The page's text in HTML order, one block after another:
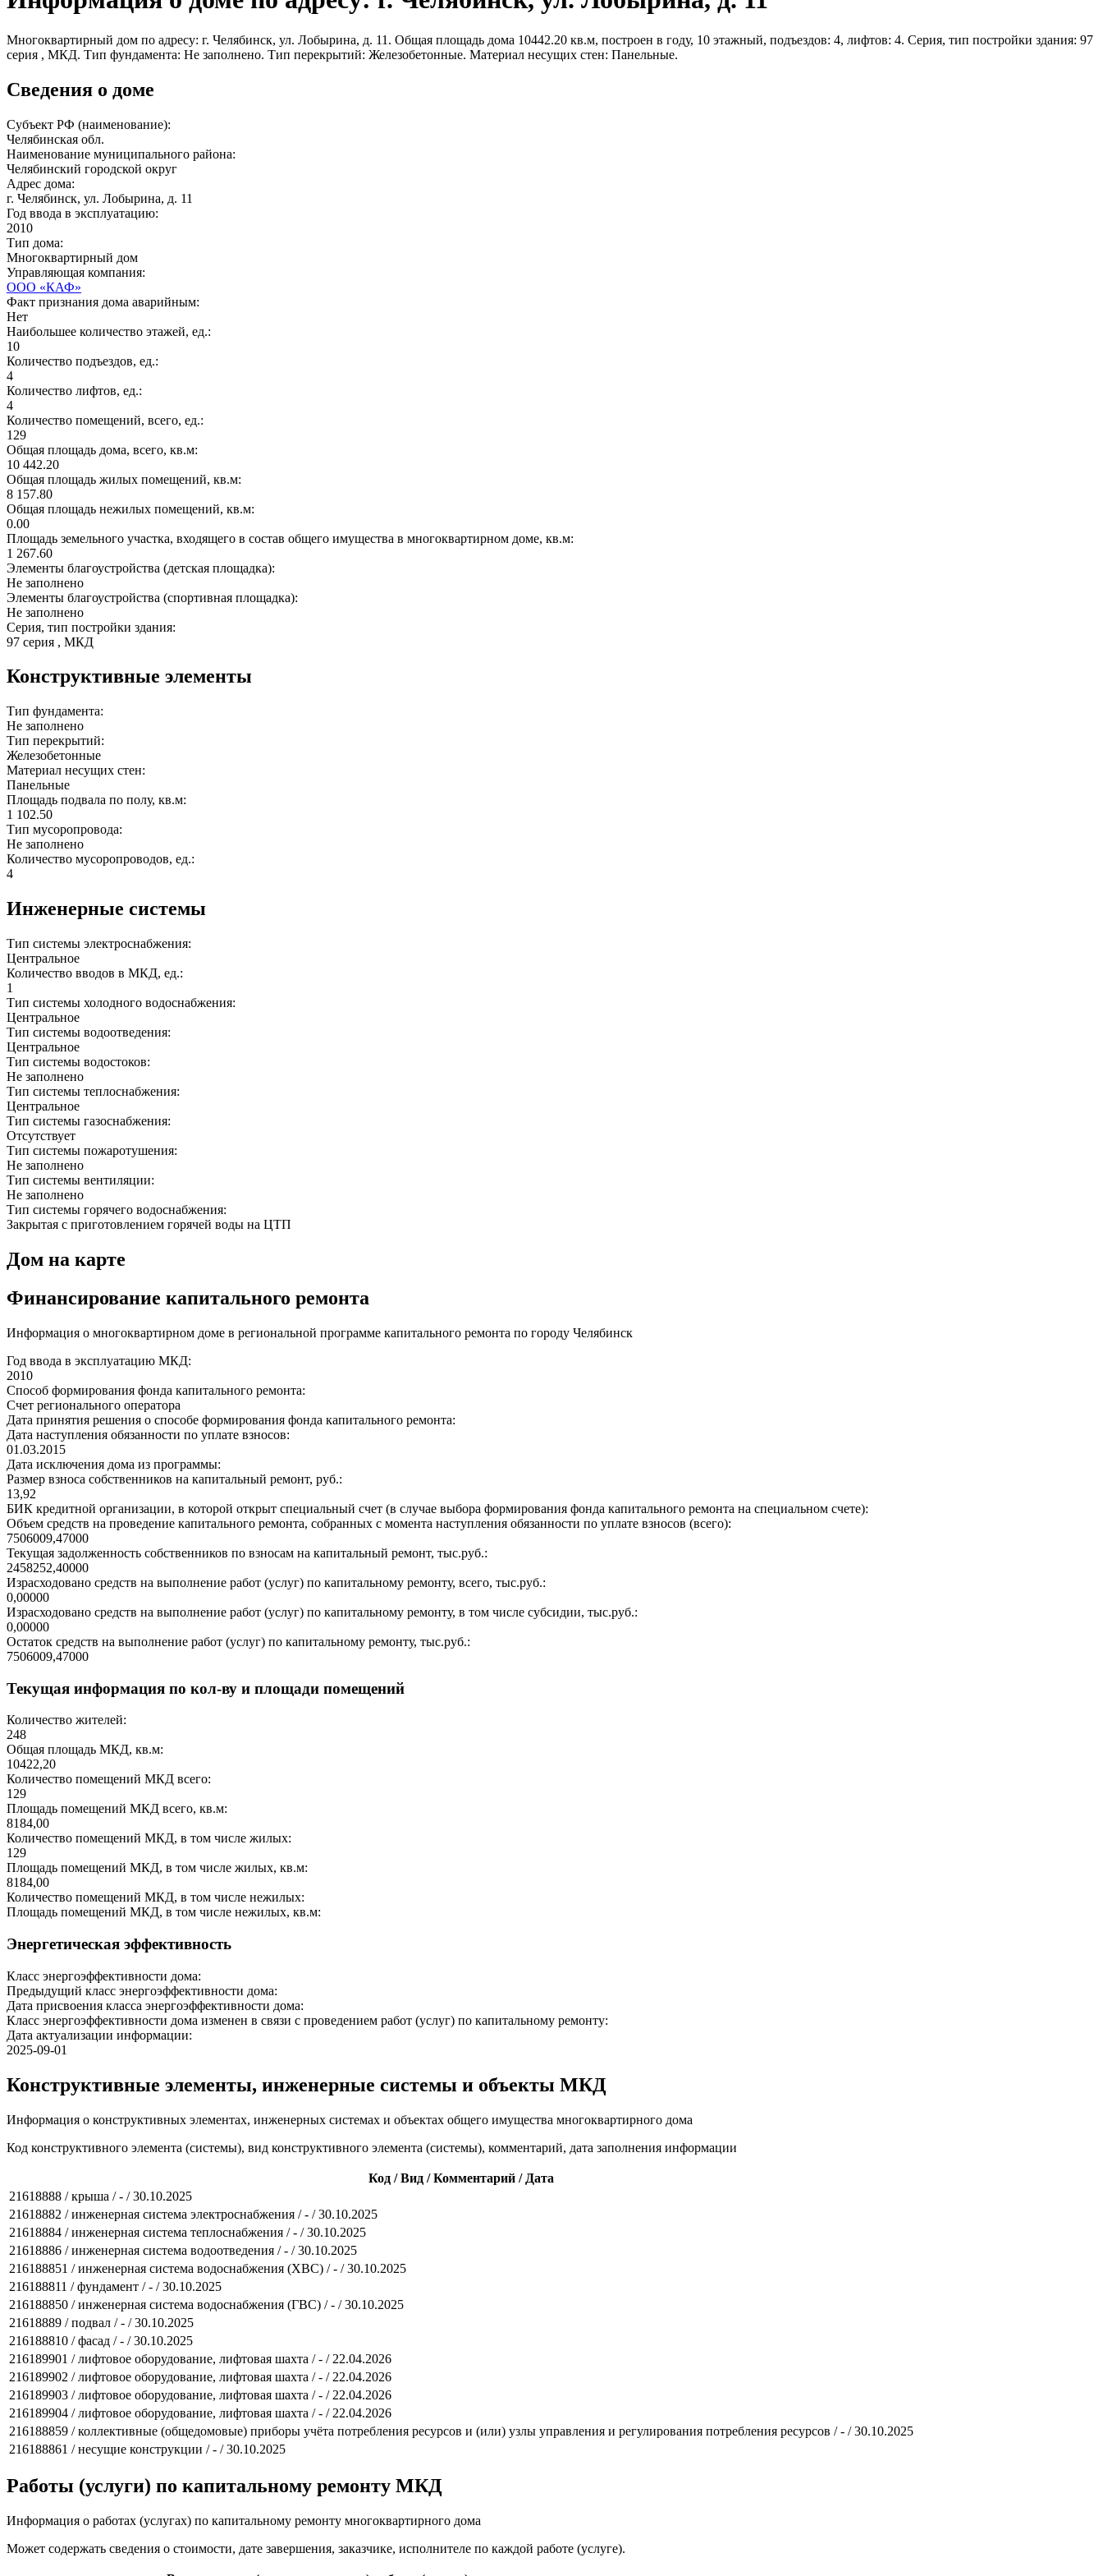
Многоквартирный дом по адресу: г. Челябинск, ул. Лобырина, д. 11. Общая площадь дома 10442.20 кв.м, построен в году, 10 этажный, подъездов: 4, лифтов: 4. Серия, тип постройки здания: 97
серия , МКД. Тип фундамента: Не заполнено. Тип перекрытий: Железобетонные. Материал несущих стен: Панельные.
Сведения о доме
Субъект РФ (наименование):
Челябинская обл.
Наименование муниципального района:
Челябинский городской округ
Адрес дома:
г. Челябинск, ул. Лобырина, д. 11
Год ввода в эксплуатацию:
2010
Тип дома:
Многоквартирный дом
Управляющая компания:
ООО «КАФ»
Факт признания дома аварийным:
Нет
Наибольшее количество этажей, ед.:
10
Количество подъездов, ед.:
4
Количество лифтов, ед.:
4
Количество помещений, всего, ед.:
129
Общая площадь дома, всего, кв.м:
10 442.20
Общая площадь жилых помещений, кв.м:
8 157.80
Общая площадь нежилых помещений, кв.м:
0.00
Площадь земельного участка, входящего в состав общего имущества в многоквартирном доме, кв.м:
1 267.60
Элементы благоустройства (детская площадка):
Не заполнено
Элементы благоустройства (спортивная площадка):
Не заполнено
Серия, тип постройки здания:
97 серия , МКД
Конструктивные элементы
Тип фундамента:
Не заполнено
Тип перекрытий:
Железобетонные
Материал несущих стен:
Панельные
Площадь подвала по полу, кв.м:
1 102.50
Тип мусоропровода:
Не заполнено
Количество мусоропроводов, ед.:
4
Инженерные системы
Тип системы электроснабжения:
Центральное
Количество вводов в МКД, ед.:
1
Тип системы холодного водоснабжения:
Центральное
Тип системы водоотведения:
Центральное
Тип системы водостоков:
Не заполнено
Тип системы теплоснабжения:
Центральное
Тип системы газоснабжения:
Отсутствует
Тип системы пожаротушения:
Не заполнено
Тип системы вентиляции:
Не заполнено
Тип системы горячего водоснабжения:
Закрытая с приготовлением горячей воды на ЦТП
Дом на карте
Финансирование капитального ремонта
Информация о многоквартирном доме в региональной программе капитального ремонта по городу Челябинск
Год ввода в эксплуатацию МКД:
2010
Способ формирования фонда капитального ремонта:
Счет регионального оператора
Дата принятия решения о способе формирования фонда капитального ремонта:
Дата наступления обязанности по уплате взносов:
01.03.2015
Дата исключения дома из программы:
Размер взноса собственников на капитальный ремонт, руб.:
13,92
БИК кредитной организации, в которой открыт специальный счет (в случае выбора формирования фонда капитального ремонта на специальном счете):
Объем средств на проведение капитального ремонта, собранных с момента наступления обязанности по уплате взносов (всего):
7506009,47000
Текущая задолженность собственников по взносам на капитальный ремонт, тыс.руб.:
2458252,40000
Израсходовано средств на выполнение работ (услуг) по капитальному ремонту, всего, тыс.руб.:
0,00000
Израсходовано средств на выполнение работ (услуг) по капитальному ремонту, в том числе субсидии, тыс.руб.:
0,00000
Остаток средств на выполнение работ (услуг) по капитальному ремонту, тыс.руб.:
7506009,47000
Текущая информация по кол-ву и площади помещений
Количество жителей:
248
Общая площадь МКД, кв.м:
10422,20
Количество помещений МКД всего:
129
Площадь помещений МКД всего, кв.м:
8184,00
Количество помещений МКД, в том числе жилых:
129
Площадь помещений МКД, в том числе жилых, кв.м:
8184,00
Количество помещений МКД, в том числе нежилых:
Площадь помещений МКД, в том числе нежилых, кв.м:
Энергетическая эффективность
Класс энергоэффективности дома:
Предыдущий класс энергоэффективности дома:
Дата присвоения класса энергоэффективности дома:
Класс энергоэффективности дома изменен в связи с проведением работ (услуг) по капитальному ремонту:
Дата актуализации информации:
2025-09-01
Конструктивные элементы, инженерные системы и объекты МКД
Информация о конструктивных элементах, инженерных системах и объектах общего имущества многоквартирного дома
Код конструктивного элемента (системы), вид конструктивного элемента (системы), комментарий, дата заполнения информации
Код / Вид / Комментарий / Дата
21618888 / крыша / - / 30.10.2025
21618882 / инженерная система электроснабжения / - / 30.10.2025
21618884 / инженерная система теплоснабжения / - / 30.10.2025
21618886 / инженерная система водоотведения / - / 30.10.2025
216188851 / инженерная система водоснабжения (ХВС) / - / 30.10.2025
216188811 / фундамент / - / 30.10.2025
216188850 / инженерная система водоснабжения (ГВС) / - / 30.10.2025
21618889 / подвал / - / 30.10.2025
216188810 / фасад / - / 30.10.2025
216189901 / лифтовое оборудование, лифтовая шахта / - / 22.04.2026
216189902 / лифтовое оборудование, лифтовая шахта / - / 22.04.2026
216189903 / лифтовое оборудование, лифтовая шахта / - / 22.04.2026
216189904 / лифтовое оборудование, лифтовая шахта / - / 22.04.2026
216188859 / коллективные (общедомовые) приборы учёта потребления ресурсов и (или) узлы управления и регулирования потребления ресурсов / - / 30.10.2025
216188861 / несущие конструкции / - / 30.10.2025
Работы (услуги) по капитальному ремонту МКД
Информация о работах (услугах) по капитальному ремонту многоквартирного дома
Может содержать сведения о стоимости, дате завершения, заказчике, исполнителе по каждой работе (услуге).